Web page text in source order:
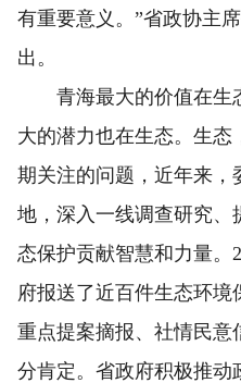
有重要意义。”省政协主
出。
青海最大的价值在生
大的潜力也在生态。生态
期关注的问题，近年来，
地，深入一线调查研究、
态保护贡献智慧和力量。
府报送了近百件生态环境
重点提案摘报、社情民意
分肯定。省政府积极推动